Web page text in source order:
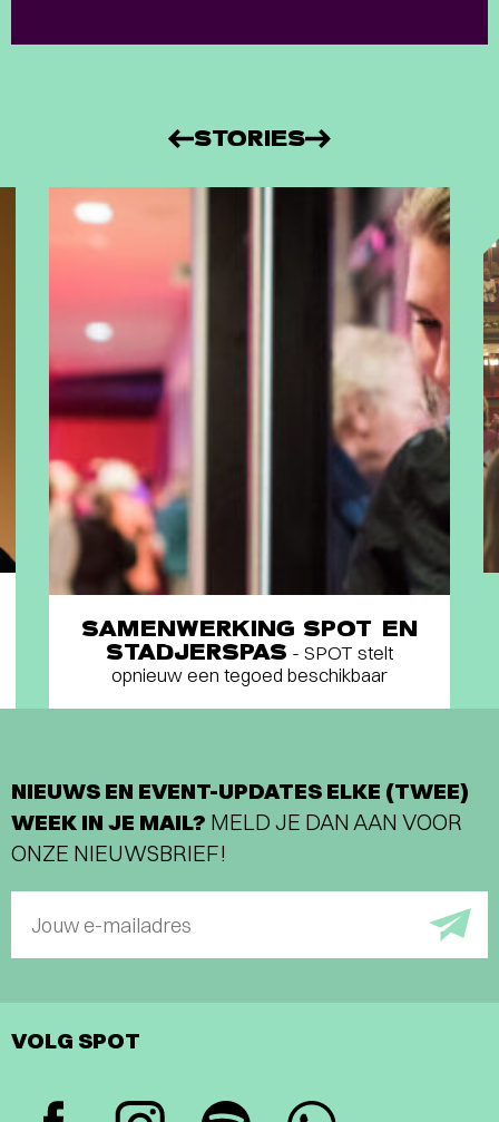
STORIES
SAMENWERKING SPOT EN
STADJERSPAS - SPOT stelt
opnieuw een tegoed beschikbaar
NIEUWS EN EVENT-UPDATES ELKE (TWEE)
WEEK IN JE MAIL? MELD JE DAN AAN VOOR
ONZE NIEUWSBRIEF!
Jouw e-mailadres
VOLG SPOT